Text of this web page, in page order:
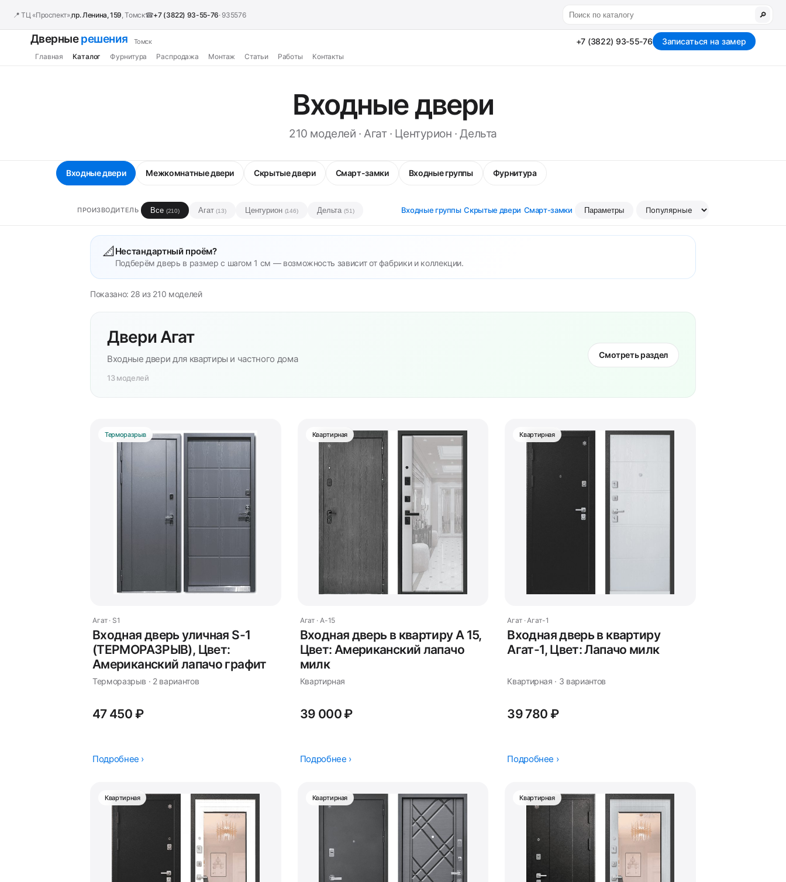
📍 ТЦ «Проспект»,пр. Ленина, 159 , Томск☎+7 (3822) 93-55-76· 935576 🔎
Дверныерешения Томск
Главная Каталог Фурнитура Распродажа Монтаж Статьи Работы Контакты
+7 (3822) 93-55-76 Записаться на замер
Входные двери
210 моделей · Агат · Центурион · Дельта
Входные двери Межкомнатные двери Скрытые двери Смарт-замки Входные группы Фурнитура
ПРОИЗВОДИТЕЛЬ Все (210) Агат(13) Центурион (146) Дельта (51) Входные группы Скрытые двери Смарт-замки Параметры
📐 Нестандартный проём?
Подберём дверь в размер с шагом 1 см — возможность зависит от фабрики и коллекции.
Показано: 28 из 210 моделей
Двери Агат
Входные двери для квартиры и частного дома
13 моделей
Смотреть раздел
Терморазрыв
Агат · S1
Входная дверь уличная S-1
(ТЕРМОРАЗРЫВ), Цвет:
Американский лапачо графит
Терморазрыв · 2 вариантов
47 450 ₽
Подробнее ›
Квартирная
Агат · А-15
Входная дверь в квартиру А 15,
Цвет: Американский лапачо
милк
Квартирная
39 000 ₽
Подробнее ›
Квартирная
Агат · Агат-1
Входная дверь в квартиру
Агат-1, Цвет: Лапачо милк
Квартирная · 3 вариантов
39 780 ₽
Подробнее ›
Квартирная Квартирная Квартирная